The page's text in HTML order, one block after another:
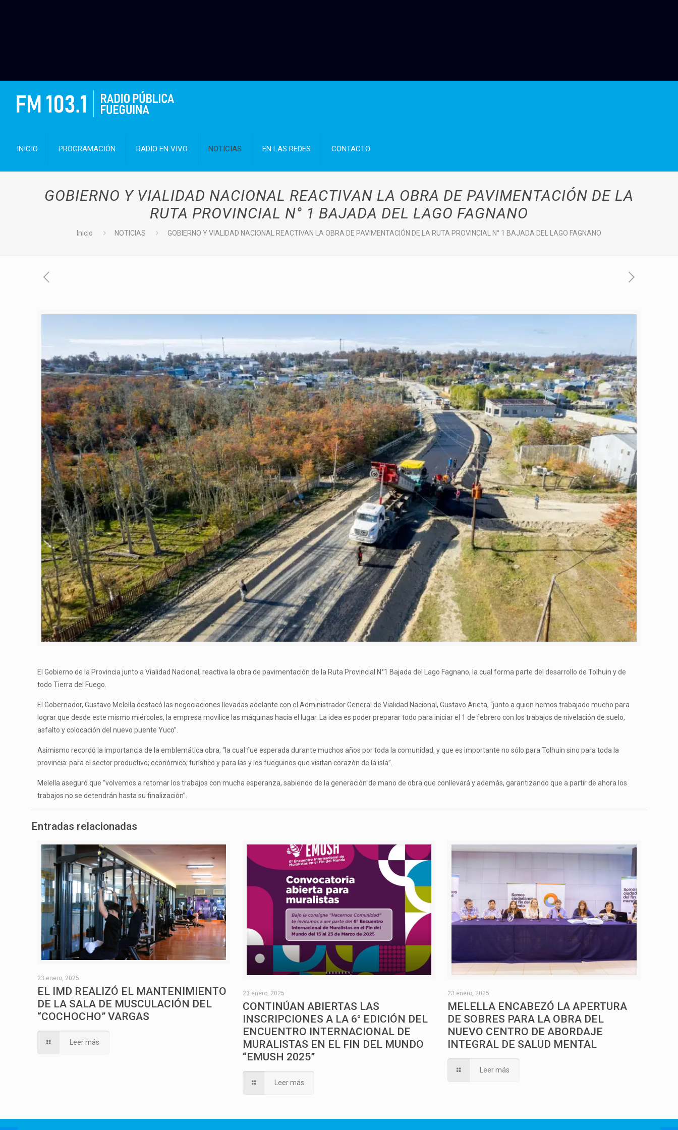
INICIO PROGRAMACIÓN RADIO EN VIVO NOTICIAS EN LAS REDES CONTACTO
GOBIERNO Y VIALIDAD NACIONAL REACTIVAN LA OBRA DE PAVIMENTACIÓN DE LA
RUTA PROVINCIAL N° 1 BAJADA DEL LAGO FAGNANO
Inicio NOTICIAS GOBIERNO Y VIALIDAD NACIONAL REACTIVAN LA OBRA DE PAVIMENTACIÓN DE LA RUTA PROVINCIAL N° 1 BAJADA DEL LAGO FAGNANO
El Gobierno de la Provincia junto a Vialidad Nacional, reactiva la obra de pavimentación de la Ruta Provincial N°1 Bajada del Lago Fagnano, la cual forma parte del desarrollo de Tolhuin y de
todo Tierra del Fuego.
El Gobernador, Gustavo Melella destacó las negociaciones llevadas adelante con el Administrador General de Vialidad Nacional, Gustavo Arieta, “junto a quien hemos trabajado mucho para
lograr que desde este mismo miércoles, la empresa movilice las máquinas hacia el lugar. La idea es poder preparar todo para iniciar el 1 de febrero con los trabajos de nivelación de suelo,
asfalto y colocación del nuevo puente Yuco”.
Asimismo recordó la importancia de la emblemática obra, “la cual fue esperada durante muchos años por toda la comunidad, y que es importante no sólo para Tolhuin sino para toda la
provincia: para el sector productivo; económico; turístico y para las y los fueguinos que visitan corazón de la isla”.
Melella aseguró que “volvemos a retomar los trabajos con mucha esperanza, sabiendo de la generación de mano de obra que conllevará y además, garantizando que a partir de ahora los
trabajos no se detendrán hasta su finalización”.
Entradas relacionadas
23 enero, 2025
EL IMD REALIZÓ EL MANTENIMIENTO
DE LA SALA DE MUSCULACIÓN DEL
“COCHOCHO” VARGAS
Leer más
23 enero, 2025
CONTINÚAN ABIERTAS LAS
INSCRIPCIONES A LA 6° EDICIÓN DEL
ENCUENTRO INTERNACIONAL DE
MURALISTAS EN EL FIN DEL MUNDO
“EMUSH 2025”
Leer más
23 enero, 2025
MELELLA ENCABEZÓ LA APERTURA
DE SOBRES PARA LA OBRA DEL
NUEVO CENTRO DE ABORDAJE
INTEGRAL DE SALUD MENTAL
Leer más